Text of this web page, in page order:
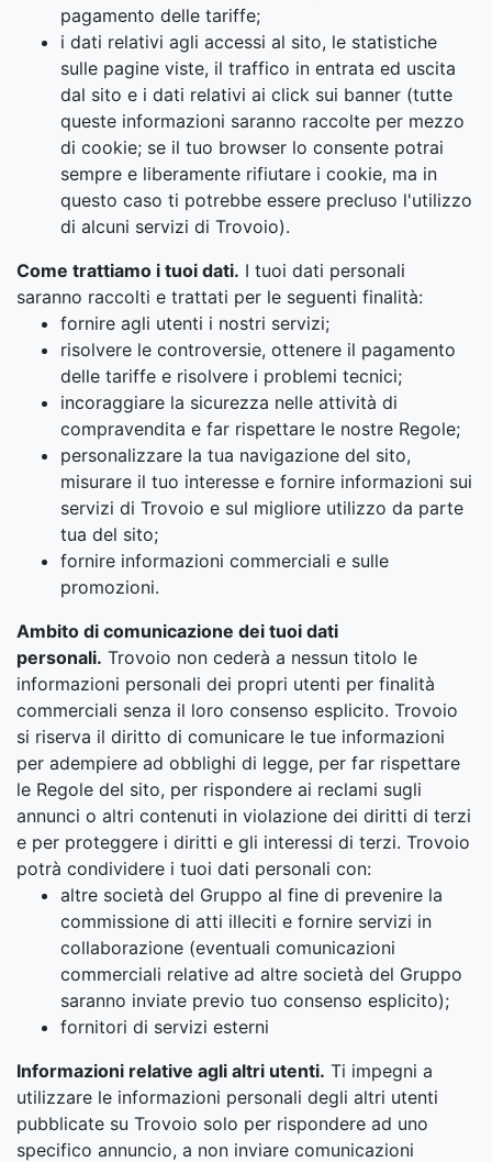
pagamento delle tariffe;
i dati relativi agli accessi al sito, le statistiche
sulle pagine viste, il traffico in entrata ed uscita
dal sito e i dati relativi ai click sui banner (tutte
queste informazioni saranno raccolte per mezzo
di cookie; se il tuo browser lo consente potrai
sempre e liberamente rifiutare i cookie, ma in
questo caso ti potrebbe essere precluso l'utilizzo
di alcuni servizi di Trovoio).
Come trattiamo i tuoi dati. I tuoi dati personali
saranno raccolti e trattati per le seguenti finalità:
fornire agli utenti i nostri servizi;
risolvere le controversie, ottenere il pagamento
delle tariffe e risolvere i problemi tecnici;
incoraggiare la sicurezza nelle attività di
compravendita e far rispettare le nostre Regole;
personalizzare la tua navigazione del sito,
misurare il tuo interesse e fornire informazioni sui
servizi di Trovoio e sul migliore utilizzo da parte
tua del sito;
fornire informazioni commerciali e sulle
promozioni.
Ambito di comunicazione dei tuoi dati
personali. Trovoio non cederà a nessun titolo le
informazioni personali dei propri utenti per finalità
commerciali senza il loro consenso esplicito. Trovoio
si riserva il diritto di comunicare le tue informazioni
per adempiere ad obblighi di legge, per far rispettare
le Regole del sito, per rispondere ai reclami sugli
annunci o altri contenuti in violazione dei diritti di terzi
e per proteggere i diritti e gli interessi di terzi. Trovoio
potrà condividere i tuoi dati personali con:
altre società del Gruppo al fine di prevenire la
commissione di atti illeciti e fornire servizi in
collaborazione (eventuali comunicazioni
commerciali relative ad altre società del Gruppo
saranno inviate previo tuo consenso esplicito);
fornitori di servizi esterni
Informazioni relative agli altri utenti. Ti impegni a
utilizzare le informazioni personali degli altri utenti
pubblicate su Trovoio solo per rispondere ad uno
specifico annuncio, a non inviare comunicazioni